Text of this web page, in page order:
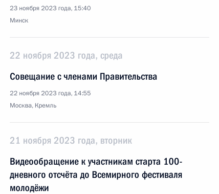
23 ноября 2023 года, 15:40
Минск
22 ноября 2023 года, среда
Совещание с членами Правительства
22 ноября 2023 года, 14:55
Москва, Кремль
21 ноября 2023 года, вторник
Видеообращение к участникам старта 100-
дневного отсчёта до Всемирного фестиваля
молодёжи